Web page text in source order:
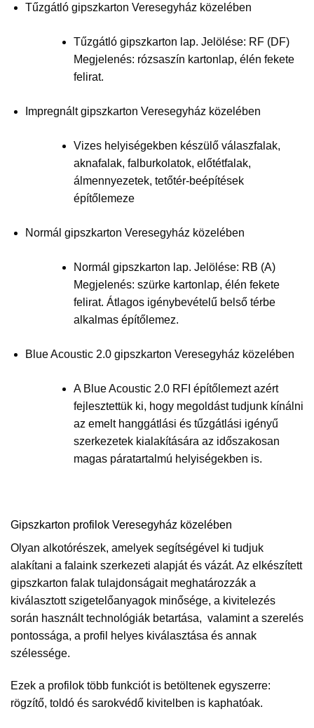
Tűzgátló gipszkarton Veresegyház közelében
Tűzgátló gipszkarton lap. Jelölése: RF (DF)
Megjelenés: rózsaszín kartonlap, élén fekete
felirat.
Impregnált gipszkarton Veresegyház közelében
Vizes helyiségekben készülő válaszfalak,
aknafalak, falburkolatok, előtétfalak,
álmennyezetek, tetőtér-beépítések
építőlemeze
Normál gipszkarton Veresegyház közelében
Normál gipszkarton lap. Jelölése: RB (A)
Megjelenés: szürke kartonlap, élén fekete
felirat. Átlagos igénybevételű belső térbe
alkalmas építőlemez.
Blue Acoustic 2.0 gipszkarton Veresegyház közelében
A Blue Acoustic 2.0 RFI építőlemezt azért
fejlesztettük ki, hogy megoldást tudjunk kínálni
az emelt hanggátlási és tűzgátlási igényű
szerkezetek kialakítására az időszakosan
magas páratartalmú helyiségekben is.
Gipszkarton profilok Veresegyház közelében
Olyan alkotórészek, amelyek segítségével ki tudjuk
alakítani a falaink szerkezeti alapját és vázát. Az elkészített
gipszkarton falak tulajdonságait meghatározzák a
kiválasztott szigetelőanyagok minősége, a kivitelezés
során használt technológiák betartása, valamint a szerelés
pontossága, a profil helyes kiválasztása és annak
szélessége.
Ezek a profilok több funkciót is betöltenek egyszerre:
rögzítő, toldó és sarokvédő kivitelben is kaphatóak.